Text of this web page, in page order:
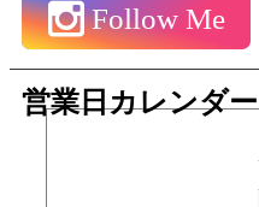
Follow Me
営業日カレンダー